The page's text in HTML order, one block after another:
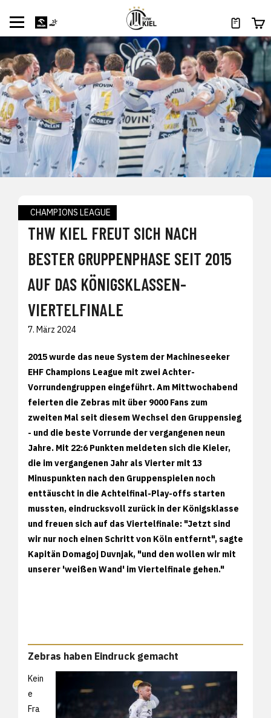
CHAMPIONS LEAGUE
THW KIEL FREUT SICH NACH
BESTER GRUPPENPHASE SEIT 2015
AUF DAS KÖNIGSKLASSEN-
VIERTELFINALE
7. März 2024
2015 wurde das neue System der Machineseeker
EHF Champions League mit zwei Achter-
Vorrundengruppen eingeführt. Am Mittwochabend
feierten die Zebras mit über 9000 Fans zum
zweiten Mal seit diesem Wechsel den Gruppensieg
- und die beste Vorrunde der vergangenen neun
Jahre. Mit 22:6 Punkten meldeten sich die Kieler,
die im vergangenen Jahr als Vierter mit 13
Minuspunkten nach den Gruppenspielen noch
enttäuscht in die Achtelfinal-Play-offs starten
mussten, eindrucksvoll zurück in der Königsklasse
und freuen sich auf das Viertelfinale: "Jetzt sind
wir nur noch einen Schritt von Köln entfernt", sagte
Kapitän Domagoj Duvnjak, "und den wollen wir mit
unserer 'weißen Wand' im Viertelfinale gehen."
Zebras haben Eindruck gemacht
Kein
e
Fra